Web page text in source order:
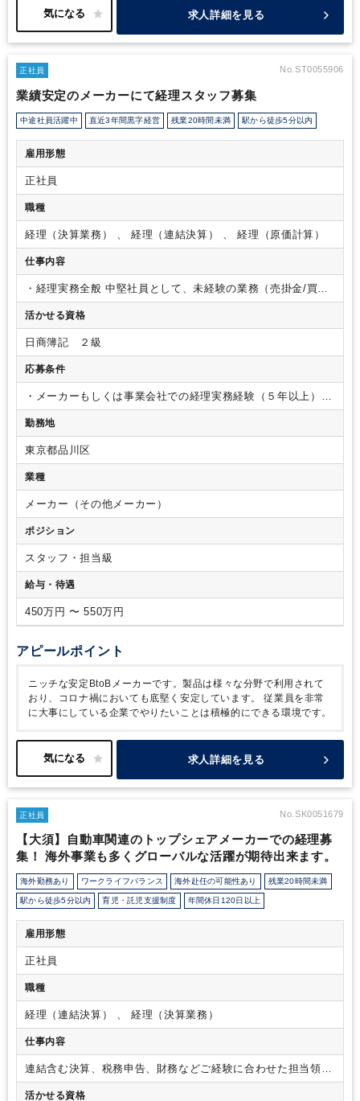
求人詳細を見る
正社員 No.ST0055906
業績安定のメーカーにて経理スタッフ募集
中途社員活躍中 直近3年間黒字経営 残業20時間未満 駅から徒歩5分以内
雇用形態
正社員
職種
経理（決算業務） 、 経理（連結決算） 、 経理（原価計算）
仕事内容
・経理実務全般 中堅社員として、未経験の業務（売掛金/買掛
金/固定資産/原価計算/資金管理等）をローテーションで経験し
ながら、GL・部長業務のサポートを行う。後輩への指導。
単体決算（①月次 ②年次）取り纏め、開示資料（事業報告
書・連結短信）作成、会計監査対応の担当者。
活かせる資格
日商簿記 ２級
応募条件
・メーカーもしくは事業会社での経理実務経験（５年以上）
・売掛金/買掛金/固定資産/原価計算/資金管理 の項目のう
ち、２項目程度、担当者として日次から年次決算まで業務経
験がある方。
勤務地
東京都品川区
業種
メーカー（その他メーカー）
ポジション
スタッフ・担当級
給与・待遇
450万円 〜 550万円
アピールポイント
ニッチな安定BtoBメーカーです。製品は様々な分野で利用されて
おり、コロナ禍においても底堅く安定しています。
従業員を非常
に大事にしている企業でやりたいことは積極的にできる環境です。
求人詳細を見る
正社員 No.SK0051679
【大須】自動車関連のトップシェアメーカーでの経理募
集！ 海外事業も多くグローバルな活躍が期待出来ます。
海外勤務あり ワークライフバランス 海外赴任の可能性あり 残業20時間未満
駅から徒歩5分以内 育児・託児支援制度 年間休日120日以上
雇用形態
正社員
職種
経理（連結決算） 、 経理（決算業務）
仕事内容
連結含む決算、税務申告、財務などご経験に合わせた担当領域
をお任せし、ジョブローテーションによりあらゆる経理業務を
活かせる資格